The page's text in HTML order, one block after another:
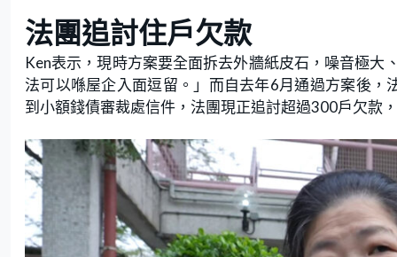
法團追討住戶欠款
Ken表示，現時方案要全面拆去外牆紙皮石，噪音極
法可以喺屋企入面逗留。」而自去年6月通過方案後
到小額錢債審裁處信件，法團現正追討超過300戶欠款